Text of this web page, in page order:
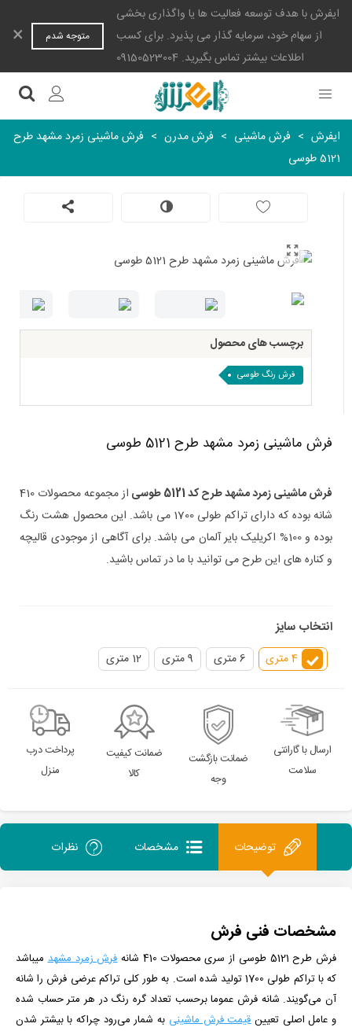
ایفرش با هدف توسعه فعالیت ها یا واگذاری بخشی
از سهام خود، سرمایه گذار می پذیرد. برای کسب
اطلاعات بیشتر تماس بگیرید. 09150523004
متوجه شدم ×
ایفرش > فرش ماشینی > فرش مدرن > فرش ماشینی زمرد مشهد طرح
5121 طوسی
برچسب های محصول
فرش رنگ طوسی
فرش ماشینی زمرد مشهد طرح 5121 طوسی
فرش ماشینی زمرد مشهد طرح کد 5121 طوسی
از مجموعه محصولات 410
شانه بوده که دارای تراکم طولی 1700 می باشد. این محصول هشت رنگ
بوده و 100% اکریلیک بایر آلمان می باشد. برای آگاهی از موجودی قالیچه
و کناره های این طرح می توانید با ما در تماس باشید.
انتخاب سایز
4 متری 6 متری 9 متری 12 متری
ارسال با گارانتی
سلامت
ضمانت بازگشت
وجه
ضمانت کیفیت
کالا
پرداخت درب
منزل
توضیحات مشخصات نظرات
مشخصات فنی فرش
فرش طرح 5121 طوسی از سری محصولات 410 شانه فرش زمرد مشهدمی­باشد
که با تراکم طولی 1700 تولید شده است. به طور کلی تراکم عرضی فرش را شانه
آن می‌گویند. شانه فرش عموما برحسب تعداد گره رنگ در هر متر حساب شده
و عامل اصلی تعیینقیمت فرش ماشینی به شمار می‌رود چراکه با بیشتر شدن